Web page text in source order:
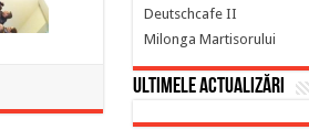
Deutschcafe II
Milonga Martisorului
Ultimele actualizări